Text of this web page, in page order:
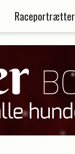
Raceportrætter